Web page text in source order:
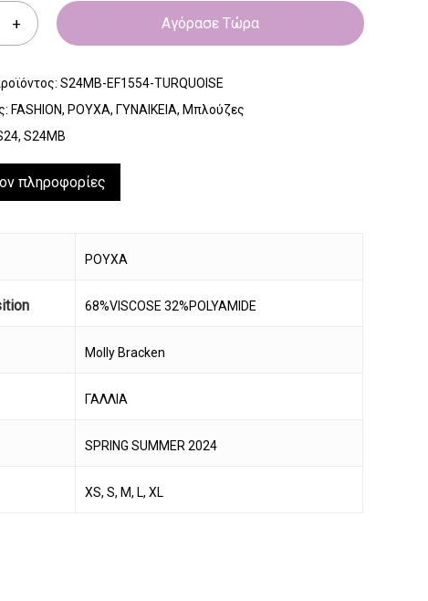
Αγόρασε Τώρα
S24MB-EF1554-TURQUOISE
FASHION, ΡΟΥΧΑ, ΓΥΝΑΙΚΕΙΑ, Μπλούζες
,S24MB
πληροφορίες
ΡΟΥΧΑ
68%VISCOSE 32%POLYAMIDE
Molly Bracken
ΓΑΛΛΙΑ
SPRING SUMMER 2024
XS, S, M, L, XL